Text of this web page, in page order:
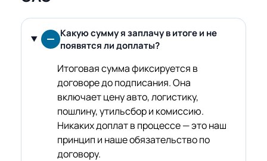
Какую сумму я заплачу в итоге и не
появятся ли доплаты?
Итоговая сумма фиксируется в
договоре до подписания. Она
включает цену авто, логистику,
пошлину, утильсбор и комиссию.
Никаких доплат в процессе — это наш
принцип и наше обязательство по
договору.